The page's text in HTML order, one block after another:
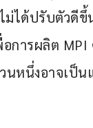
ม่ได้ปรับตัวดี
การผลิต
นหนึ่งอาจเป็